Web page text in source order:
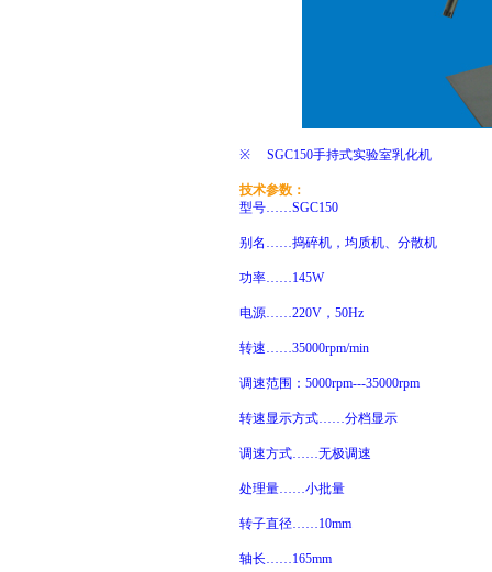
※ SGC150手持式实验室乳化机
技术参数：
型号……SGC150
别名……捣碎机，均质机、 分散机
功率……145W
电源……220V，50Hz
转速……35000rpm/min
调速范围：5000rpm---35000rpm
转速显示方式……分档显示
调速方式……无极调速
处理量……小批量
转子直径……10mm
轴长……165mm